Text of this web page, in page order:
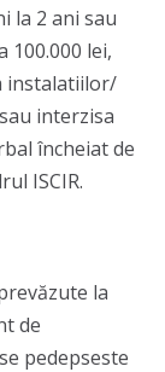
la 2 ani sau
100.000 lei,
instalatiilor/
interzisa
încheiat de
ISCIR.
la
de
pedepseste